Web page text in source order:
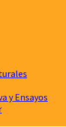
y Ensayos